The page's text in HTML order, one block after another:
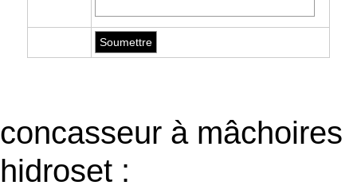
concasseur à mâchoires
hidroset :